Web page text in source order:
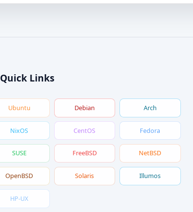
Quick Links
Ubuntu Debian Arch
NixOS CentOS Fedora
SUSE FreeBSD NetBSD
OpenBSD Solaris Illumos
HP-UX